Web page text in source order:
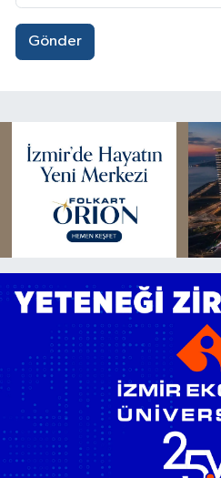
Gönder